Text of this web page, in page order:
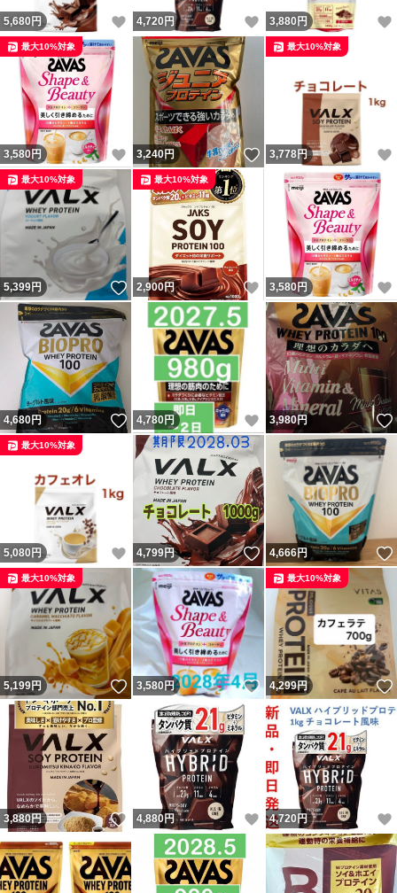
5,680 円 いいね！
4,720 円 いいね！
3,880 円
3,580円 いいね！
最大10%対象
3,240円 いいね！
3,778円
最大10%対象
5,399円 いいね！
最大10%対象
2,900円 いいね！
最大10%対象
3,580円
4,680円 いいね！
4,780円 いいね！
3,980円
5,080 円 いいね！
最大10%対象
4,799円 いいね！
4,666円
5,199円 いいね！
最大10%対象
3,580円 いいね！
4,299円
最大10%対象
3,880円 いいね！
4,880円 いいね！
4,720 円